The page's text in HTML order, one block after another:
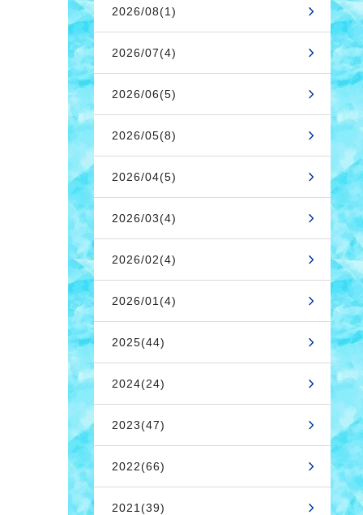
2026/08(1)
2026/07(4)
2026/06(5)
2026/05(8)
2026/04(5)
2026/03(4)
2026/02(4)
2026/01(4)
2025(44)
2024(24)
2023(47)
2022(66)
2021(39)